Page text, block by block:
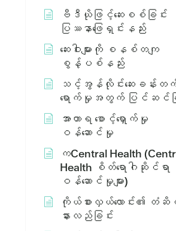
ဗီဒီယိုဖြင့်ဆေးစစ်ခြင်း
ပြဿနာဖြေရှင်းနည်း
ဆေးဝါးများကို စနစ်တကျ
စွန့်ပစ်နည်း
သင့်အွန်လိုင်းဆေးခန်းတ
ရောက်မှုအတွက် ပြင်ဆင်ခ
အာဟာရ စောင့်ရှောက်မှု
ဝန်ဆောင်မှု
ကCentral Health
Health စိတ်ရောဂါဆိုင်ရာ
ဝန်ဆောင်မှုများ)
ကိုယ်စားလှယ်လောင်း၏ တံ
နားလည်ခြင်း